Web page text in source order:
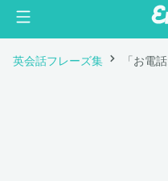
英会話フレーズ集